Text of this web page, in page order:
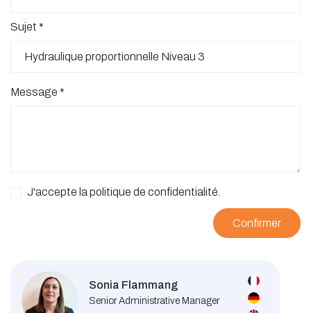
Sujet *
Message *
J'accepte la politique de confidentialité.
Confirmer
Sonia Flammang
Senior Administrative Manager